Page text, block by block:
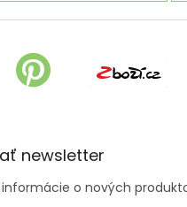
newsletter
o nových